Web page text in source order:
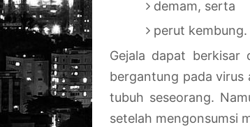
demam, serta
perut kembung.
Gejala dapat berkisar
bergantung pada virus
tubuh seseorang.
setelah mengonsumsi